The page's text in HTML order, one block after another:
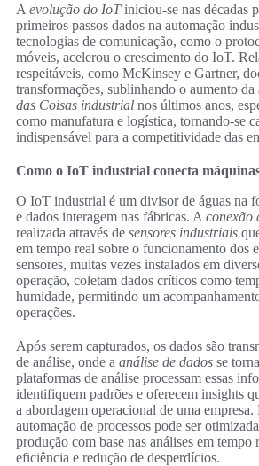
A evolução do IoTiniciou-se nas décadas
primeiros passos dados na automação
tecnologias de comunicação, como o
móveis, acelerou o crescimento do IoT.
respeitáveis, como McKinsey e Gartner,
transformações, sublinhando o aumento da
das Coisas industrial nos últimos anos,
como manufatura e logística, tornando-se
indispensável para a competitividade das
Como o IoT industrial conecta
O IoT industrial é um divisor de águas na
e dados interagem nas fábricas. A conexão
realizada através de sensores industriais
em tempo real sobre o funcionamento dos
sensores, muitas vezes instalados em
operação, coletam dados críticos como
humidade, permitindo um
operações.
Após serem capturados, os dados são
de análise, onde a análise de dados se
plataformas de análise processam essas
identifiquem padrões e oferecem insights
a abordagem operacional de uma empresa.
automação de processos pode ser
produção com base nas análises em
eficiência e redução de desperdícios.